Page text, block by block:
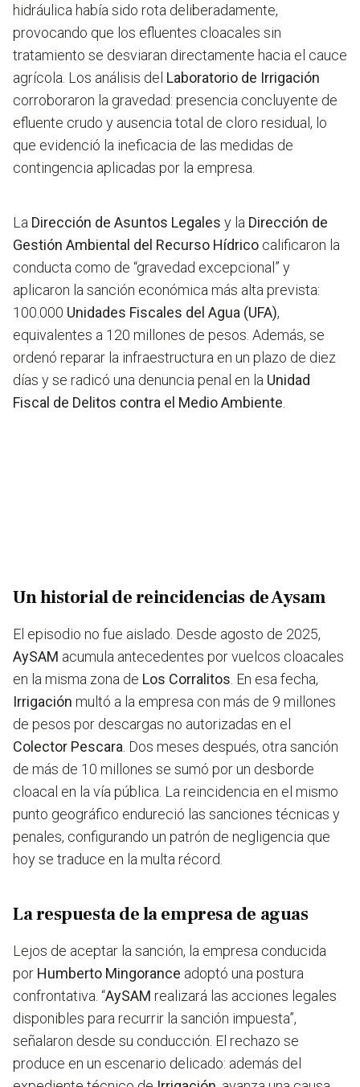
hidráulica había sido rota deliberadamente,
provocando que los efluentes cloacales sin
tratamiento se desviaran directamente hacia el cauce
agrícola. Los análisis del Laboratorio de Irrigación
corroboraron la gravedad: presencia concluyente de
efluente crudo y ausencia total de cloro residual, lo
que evidenció la ineficacia de las medidas de
contingencia aplicadas por la empresa.
La Dirección de Asuntos Legales y la Dirección de
Gestión Ambiental del Recurso Hídrico calificaron la
conducta como de “gravedad excepcional” y
aplicaron la sanción económica más alta prevista:
100.000 Unidades Fiscales del Agua (UFA),
equivalentes a 120 millones de pesos. Además, se
ordenó reparar la infraestructura en un plazo de diez
días y se radicó una denuncia penal en la Unidad
Fiscal de Delitos contra el Medio Ambiente
Un historial de reincidencias de Aysam
El episodio no fue aislado. Desde agosto de 2025,
AySAM acumula antecedentes por vuelcos cloacales
en la misma zona de Los Corralitos . En esa fecha,
Irrigación multó a la empresa con más de 9 millones
de pesos por descargas no autorizadas en el
Colector Pescara . Dos meses después, otra sanción
de más de 10 millones se sumó por un desborde
cloacal en la vía pública. La reincidencia en el mismo
punto geográfico endureció las sanciones técnicas y
penales, configurando un patrón de negligencia que
hoy se traduce en la multa récord.
La respuesta de la empresa de aguas
Lejos de aceptar la sanción, la empresa conducida
por Humberto Mingorance adoptó una postura
confrontativa. “AySAM realizará las acciones legales
disponibles para recurrir la sanción impuesta”,
señalaron desde su conducción. El rechazo se
produce en un escenario delicado: además del